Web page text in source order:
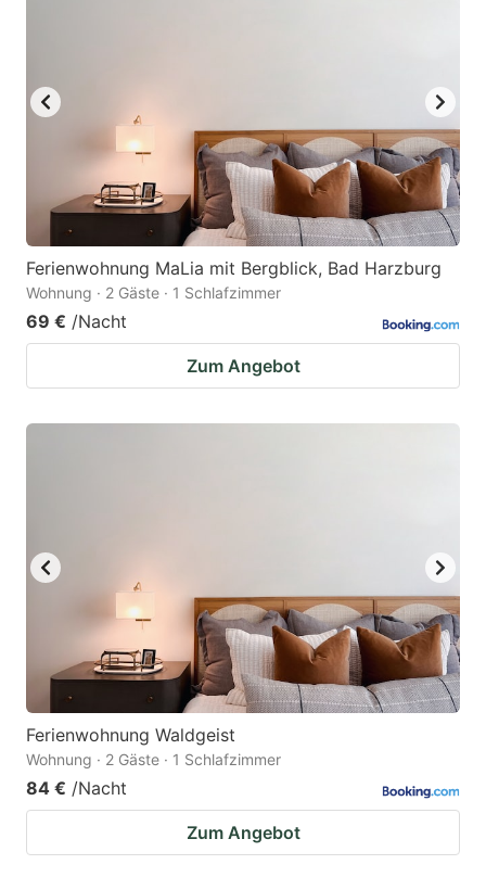
Ferienwohnung MaLia mit Bergblick, Bad Harzburg
Wohnung · 2 Gäste · 1 Schlafzimmer
69 € /Nacht
Zum Angebot
Ferienwohnung Waldgeist
Wohnung · 2 Gäste · 1 Schlafzimmer
84 € /Nacht
Zum Angebot